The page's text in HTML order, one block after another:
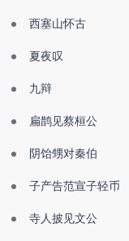
西塞山怀古
夏夜叹
九辩
扁鹊见蔡桓公
阴饴甥对秦伯
子产告范宣子轻币
寺人披见文公